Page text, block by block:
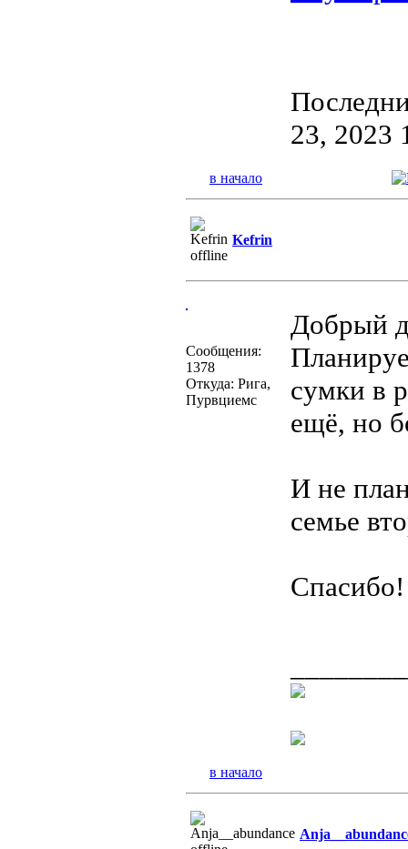
23, 2023
в начало
Kefrin
Сообщения:
1378
Откуда: Рига,
Пурвциемс
Добрый
сумки в
ещё, но
И не
семье
в начало